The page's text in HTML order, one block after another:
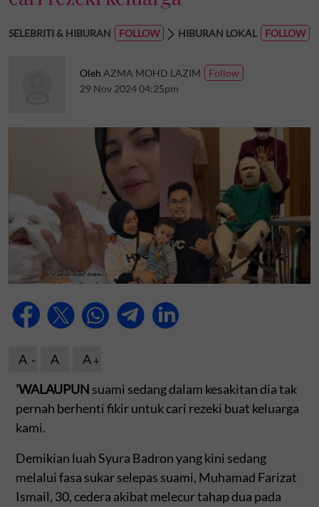
SELEBRITI & HIBURAN HIBURAN LOKAL
Oleh AZMA MOHD LAZIM
29 Nov 2024 04:25pm
A A
A
'WALAUPUN suami sedang dalam kesakitan dia tak
pernah berhenti fikir untuk cari rezeki buat keluarga
kami.
Demikian luah Syura Badron yang kini sedang
melalui fasa sukar selepas suami, Muhamad Farizat
Ismail, 30, cedera akibat melecur tahap dua pada